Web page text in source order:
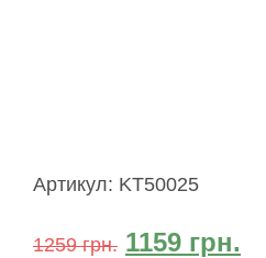
Артикул: KT50025
1259грн. 1159 грн.